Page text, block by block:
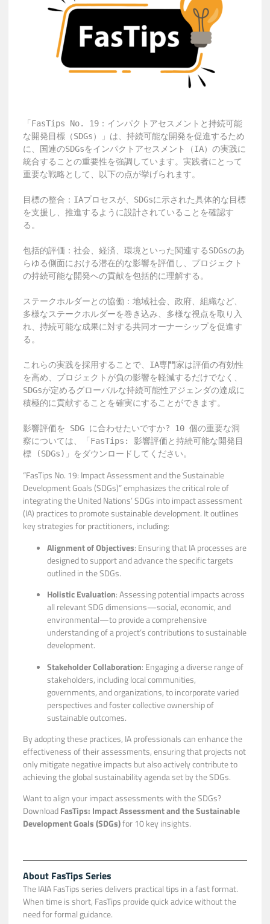
「FasTips No. 19：インパクトアセスメントと持続可能
な開発目標（SDGs）」は、持続可能な開発を促進するため
に、国連のSDGsをインパクトアセスメント（IA）の実践に
統合することの重要性を強調しています。実践者にとって
重要な戦略として、以下の点が挙げられます。
目標の整合：IAプロセスが、SDGsに示された具体的な目標
を支援し、推進するように設計されていることを確認す
る。
包括的評価：社会、経済、環境といった関連するSDGsのあ
らゆる側面における潜在的な影響を評価し、プロジェクト
の持続可能な開発への貢献を包括的に理解する。
ステークホルダーとの協働：地域社会、政府、組織など、
多様なステークホルダーを巻き込み、多様な視点を取り入
れ、持続可能な成果に対する共同オーナーシップを促進す
る。
これらの実践を採用することで、IA専門家は評価の有効性
を高め、プロジェクトが負の影響を軽減するだけでなく、
SDGsが定めるグローバルな持続可能性アジェンダの達成に
積極的に貢献することを確実にすることができます。
影響評価を SDG に合わせたいですか? 10 個の重要な洞
察については、「FasTips: 影響評価と持続可能な開発目
標 (SDGs)」をダウンロードしてください。
“FasTips No. 19: Impact Assessment and the Sustainable
Development Goals (SDGs)” emphasizes the critical role of
integrating the United Nations’ SDGs into impact assessment
(IA) practices to promote sustainable development. It outlines
key strategies for practitioners, including:
Alignment of Objectives: Ensuring that IA processes are
designed to support and advance the specific targets
outlined in the SDGs.
Holistic Evaluation: Assessing potential impacts across
all relevant SDG dimensions—social, economic, and
environmental—to provide a comprehensive
understanding of a project’s contributions to sustainable
development.
Stakeholder Collaboration: Engaging a diverse range of
stakeholders, including local communities,
governments, and organizations, to incorporate varied
perspectives and foster collective ownership of
sustainable outcomes.
By adopting these practices, IA professionals can enhance the
effectiveness of their assessments, ensuring that projects not
only mitigate negative impacts but also actively contribute to
achieving the global sustainability agenda set by the SDGs.
Want to align your impact assessments with the SDGs?
DownloadFasTips: Impact Assessment and the Sustainable
Development Goals (SDGs)for 10 key insights.
About FasTips Series
The IAIA FasTips series delivers practical tips in a fast format.
When time is short, FasTips provide quick advice without the
need for formal guidance.